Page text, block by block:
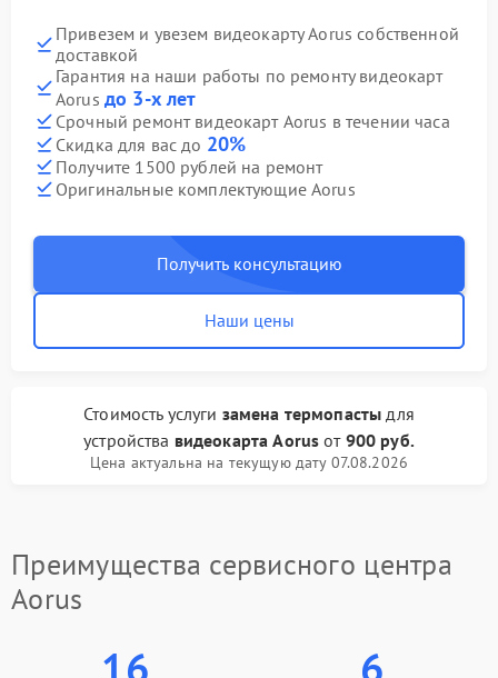
Привезем и увезем видеокарту Aorus собственной
доставкой
Гарантия на наши работы по ремонту видеокарт
Aorus до 3-х лет
Срочный ремонт видеокарт Aorus в течении часа
Скидка для вас до 20%
Получите 1500 рублей на ремонт
Оригинальные комплектующие Aorus
Получить консультацию
Наши цены
Стоимость услуги замена термопасты для
устройства видеокарта Aorus от 900 руб.
Цена актуальна на текущую дату 07.08.2026
Преимущества сервисного центра
Aorus